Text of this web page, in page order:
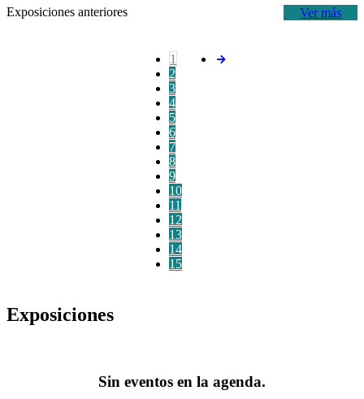
Ver más
Exposiciones anteriores
1
2
3
4
5
6
7
8
9
10
11
12
13
14
15
Exposiciones
Sin eventos en la agenda.